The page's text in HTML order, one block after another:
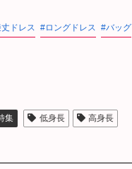
ドレス ロングドレス バッグ
集 低身長 高身長